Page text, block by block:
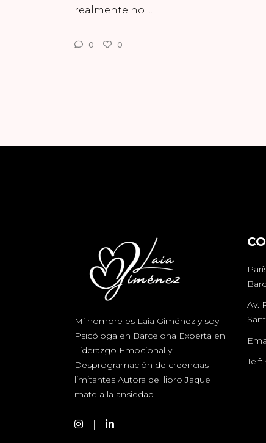
realmente no
0 0
Mi nombre es Laia Giménez y soy
Psicóloga en Barcelona Experta en
Liderazgo Emocional y
Desprogramación de creencias
limitantes Autora del libro Jaque
mate a la ansiedad
Av.
Telf: